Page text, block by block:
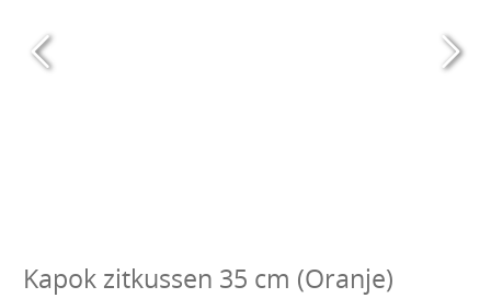
Kapok zitkussen 35 cm (Oranje)